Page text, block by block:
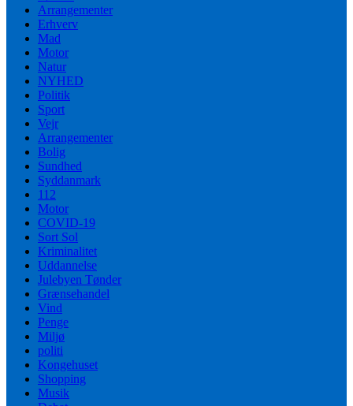
Arrangementer
Erhverv
Mad
Motor
Natur
NYHED
Politik
Sport
Vejr
Arrangementer
Bolig
Sundhed
Syddanmark
112
Motor
COVID-19
Sort Sol
Kriminalitet
Uddannelse
Julebyen Tønder
Grænsehandel
Vind
Penge
Miljø
politi
Kongehuset
Shopping
Musik